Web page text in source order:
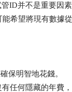
ID并不是重要因
希望將現有數據
保明智地花錢。
任何隱藏的年費